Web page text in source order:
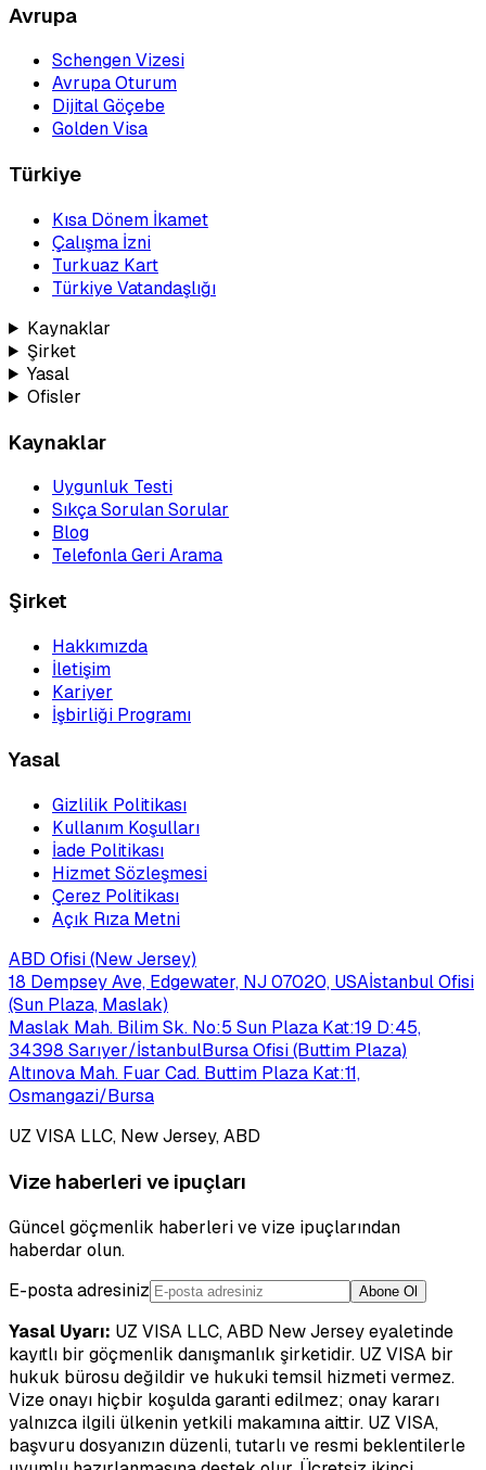
Avrupa
Schengen Vizesi
Avrupa Oturum
Dijital Göçebe
Golden Visa
Türkiye
Kısa Dönem İkamet
Çalışma İzni
Turkuaz Kart
Türkiye Vatandaşlığı
Kaynaklar
Şirket
Yasal
Ofisler
Kaynaklar
Uygunluk Testi
Sıkça Sorulan Sorular
Blog
Telefonla Geri Arama
Şirket
Hakkımızda
İletişim
Kariyer
İşbirliği Programı
Yasal
Gizlilik Politikası
Kullanım Koşulları
İade Politikası
Hizmet Sözleşmesi
Çerez Politikası
Açık Rıza Metni
ABD Ofisi (New Jersey)
18 Dempsey Ave, Edgewater, NJ 07020, USAİstanbul Ofisi
(Sun Plaza, Maslak)
Maslak Mah. Bilim Sk. No:5 Sun Plaza Kat:19 D:45,
34398 Sarıyer/İstanbulBursa Ofisi (Buttim Plaza)
Altınova Mah. Fuar Cad. Buttim Plaza Kat:11,
Osmangazi/Bursa
UZ VISA LLC, New Jersey, ABD
Vize haberleri ve ipuçları
Güncel göçmenlik haberleri ve vize ipuçlarından
haberdar olun.
E-posta adresiniz
Abone Ol
Yasal Uyarı: UZ VISA LLC, ABD New Jersey eyaletinde
kayıtlı bir göçmenlik danışmanlık şirketidir. UZ VISA bir
hukuk bürosu değildir ve hukuki temsil hizmeti vermez.
Vize onayı hiçbir koşulda garanti edilmez; onay kararı
yalnızca ilgili ülkenin yetkili makamına aittir. UZ VISA,
başvuru dosyanızın düzenli, tutarlı ve resmi beklentilerle